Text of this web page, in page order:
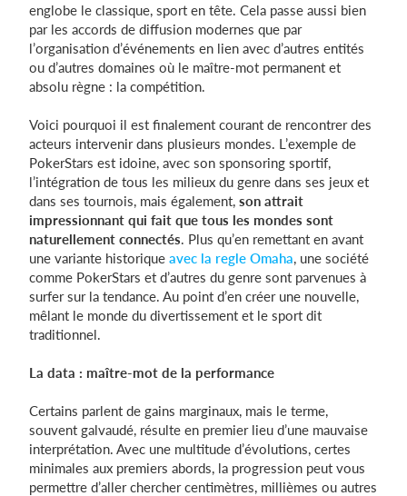
englobe le classique, sport en tête. Cela passe aussi bien
par les accords de diffusion modernes que par
l’organisation d’événements en lien avec d’autres entités
ou d’autres domaines où le maître-mot permanent et
absolu règne : la compétition.
Voici pourquoi il est finalement courant de rencontrer des
acteurs intervenir dans plusieurs mondes. L’exemple de
PokerStars est idoine, avec son sponsoring sportif,
l’intégration de tous les milieux du genre dans ses jeux et
dans ses tournois, mais également, son attrait
impressionnant qui fait que tous les mondes sont
naturellement connectés. Plus qu’en remettant en avant
une variante historique avec la regle Omaha, une société
comme PokerStars et d’autres du genre sont parvenues à
surfer sur la tendance. Au point d’en créer une nouvelle,
mêlant le monde du divertissement et le sport dit
traditionnel.
La data : maître-mot de la performance
Certains parlent de gains marginaux, mais le terme,
souvent galvaudé, résulte en premier lieu d’une mauvaise
interprétation. Avec une multitude d’évolutions, certes
minimales aux premiers abords, la progression peut vous
permettre d’aller chercher centimètres, millièmes ou autres